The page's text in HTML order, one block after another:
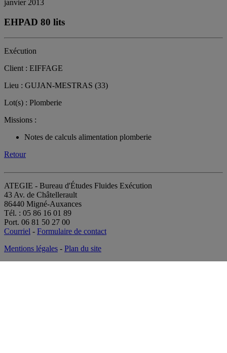
janvier 2013
EHPAD 80 lits
Exécution
Client : EIFFAGE
Lieu : GUJAN-MESTRAS (33)
Lot(s) : Plomberie
Missions :
Notes de calculs alimentation plomberie
Retour
ATEGIE - Bureau d'Études Fluides Exécution
43 Av. de Châtellerault
86440 Migné-Auxances
Tél. : 05 86 16 01 89
Port. 06 81 50 27 00
Courriel - Formulaire de contact
Mentions légales - Plan du site